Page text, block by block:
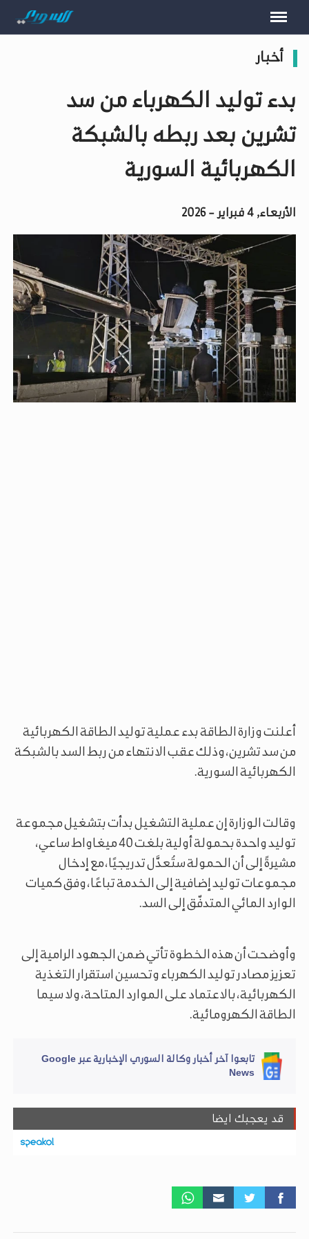
أخبار
بدء توليد الكهرباء من سد
تشرين بعد ربطه بالشبكة
الكهربائية السورية
الأربعاء, 4 فبراير - 2026
أعلنت وزارة الطاقة بدء عملية توليد الطاقة الكهربائية
من سد تشرين، وذلك عقب الانتهاء من ربط السد بالشبكة
الكهربائية السورية.
وقالت الوزارة إن عملية التشغيل بدأت بتشغيل مجموعة
توليد واحدة بحمولة أولية بلغت 40 ميغاواط ساعي،
مشيرةً إلى أن الحمولة ستُعدَّل تدريجيًا، مع إدخال
مجموعات توليد إضافية إلى الخدمة تباعًا، وفق كميات
الوارد المائي المتدفّق إلى السد.
وأوضحت أن هذه الخطوة تأتي ضمن الجهود الرامية إلى
تعزيز مصادر توليد الكهرباء وتحسين استقرار التغذية
الكهربائية، بالاعتماد على الموارد المتاحة، ولا سيما
الطاقة الكهرومائية.
تابعوا آخر أخبار وكالة السوري الإخبارية عبر Google
News
قد يعجبك ايضا